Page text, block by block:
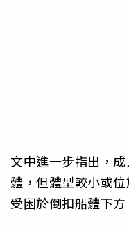
文中進一步指出，
體，但體型較小或
受困於倒扣船體下